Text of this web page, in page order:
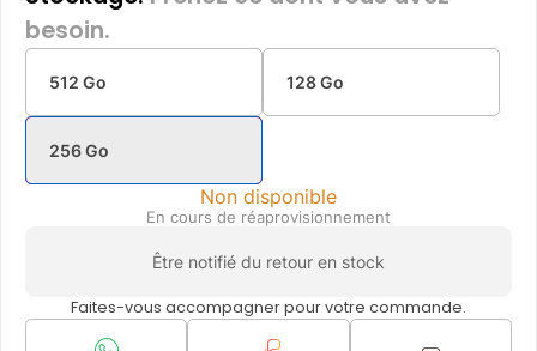
besoin.
512 Go 128 Go
256 Go
Non disponible
En cours de réaprovisionnement
Être notifié du retour en stock
Faites-vous accompagner pour votre commande.